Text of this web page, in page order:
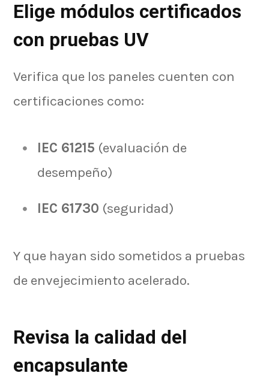
Elige módulos certificados
con pruebas UV
Verifica que los paneles cuenten con
certificaciones como:
IEC 61215 (evaluación de
desempeño)
IEC 61730 (seguridad)
Y que hayan sido sometidos a pruebas
de envejecimiento acelerado.
Revisa la calidad del
encapsulante